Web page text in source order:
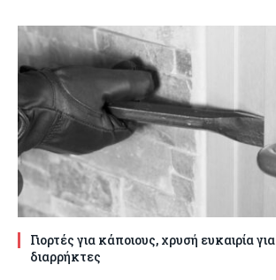
Γιορτές για κάποιους, χρυσή ευκαιρία
διαρρήκτες